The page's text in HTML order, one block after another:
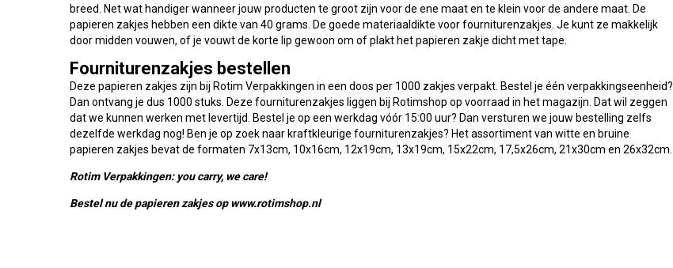
breed. Net wat handiger wanneer jouw producten te groot zijn voor de ene maat en te klein voor de andere maat. De
papieren zakjes hebben een dikte van 40 grams. De goede materiaaldikte voor fourniturenzakjes. Je kunt ze makkelijk
door midden vouwen, of je vouwt de korte lip gewoon om of plakt het papieren zakje dicht met tape.
Fourniturenzakjes bestellen
Deze papieren zakjes zijn bij Rotim Verpakkingen in een doos per 1000 zakjes verpakt. Bestel je één verpakkingseenheid?
Dan ontvang je dus 1000 stuks. Deze fourniturenzakjes liggen bij Rotimshop op voorraad in het magazijn. Dat wil zeggen
dat we kunnen werken met levertijd. Bestel je op een werkdag vóór 15:00 uur? Dan versturen we jouw bestelling zelfs
dezelfde werkdag nog! Ben je op zoek naar kraftkleurige fourniturenzakjes? Het assortiment van witte en bruine
papieren zakjes bevat de formaten 7x13cm, 10x16cm, 12x19cm, 13x19cm, 15x22cm, 17,5x26cm, 21x30cm en 26x32cm.
Rotim Verpakkingen: you carry, we care!
Bestel nu de papieren zakjes op www.rotimshop.nl